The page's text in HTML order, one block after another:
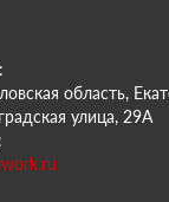
область,
улица, 29А